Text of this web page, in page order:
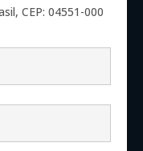
CEP: 04551-000